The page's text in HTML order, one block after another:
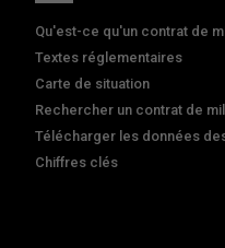
Qu'est-ce qu'un contrat de
Textes réglementaires
Carte de situation
Rechercher un contrat de
Télécharger les données
Chiffres clés